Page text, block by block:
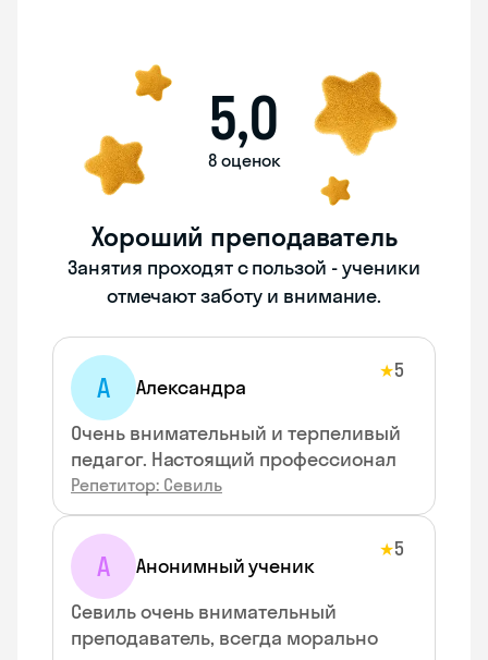
5,0
8 оценок
Хороший преподаватель
Занятия проходят с пользой - ученики
отмечают заботу и внимание.
А Александра
★5
Очень внимательный и терпеливый
педагог. Настоящий профессионал
Репетитор: Севиль
А Анонимный ученик
★5
Севиль очень внимательный
преподаватель, всегда морально